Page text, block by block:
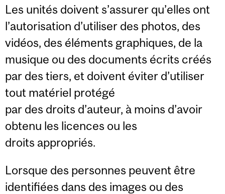
Les unités doivent s’assurer qu’elles ont
l’autorisation d’utiliser des photos, des
vidéos, des éléments graphiques, de la
musique ou des documents écrits créés
par des tiers, et doivent éviter d’utiliser
tout matériel protégé
par des droits d’auteur, à moins d’avoir
obtenu les licences ou les
droits appropriés.
Lorsque des personnes peuvent être
identifiées dans des images ou des